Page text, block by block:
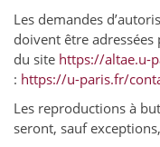
Les demandes
doivent être
du site https://altae.u-
: https://u-paris.fr/
Les reproductions à
seront, sauf